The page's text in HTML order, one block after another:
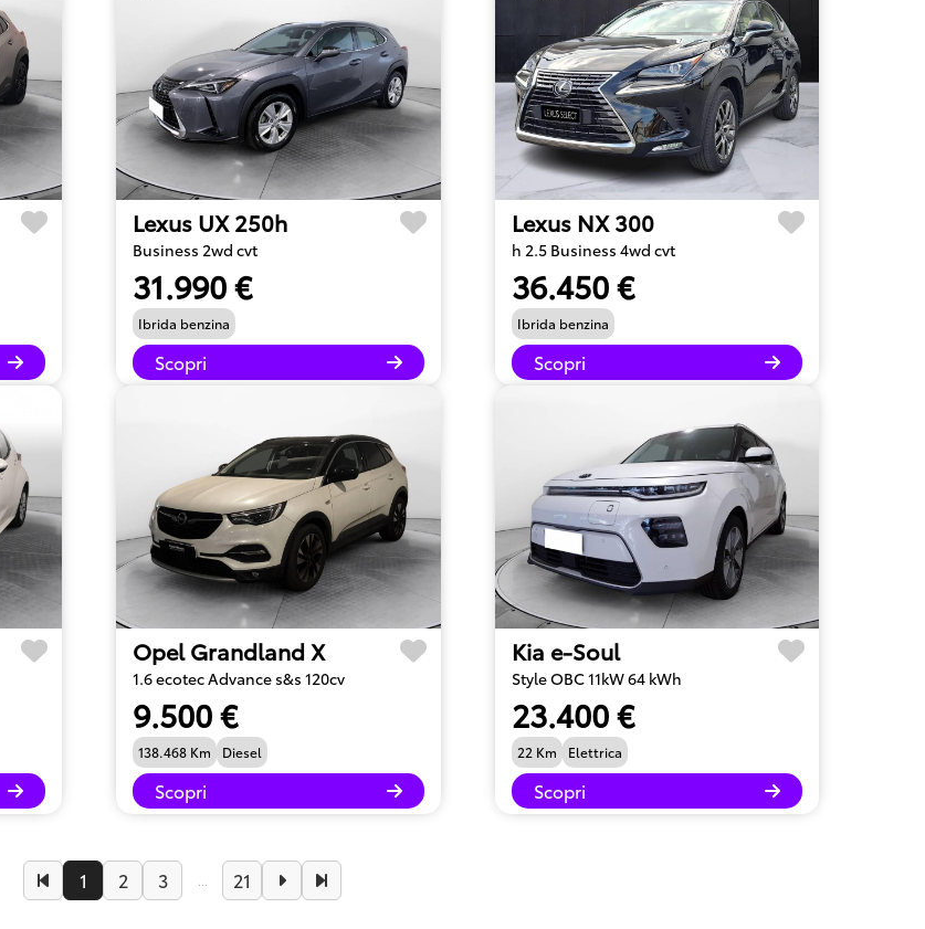
Lexus UX 250h
Business 2wd cvt
31.990 €
Ibrida benzina
Scopri
Lexus NX 300
h 2.5 Business 4wd cvt
36.450 €
Ibrida benzina
Scopri
Opel Grandland X
1.6 ecotec Advance s&s 120cv
9.500 €
138.468 Km Diesel
Scopri
Kia e-Soul
Style OBC 11kW 64 kWh
23.400 €
22 Km Elettrica
Scopri
1 2 3 21